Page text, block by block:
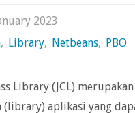
2023
, Library, Netbeans, PBO
Library (JCL)
(library) aplikasi yang